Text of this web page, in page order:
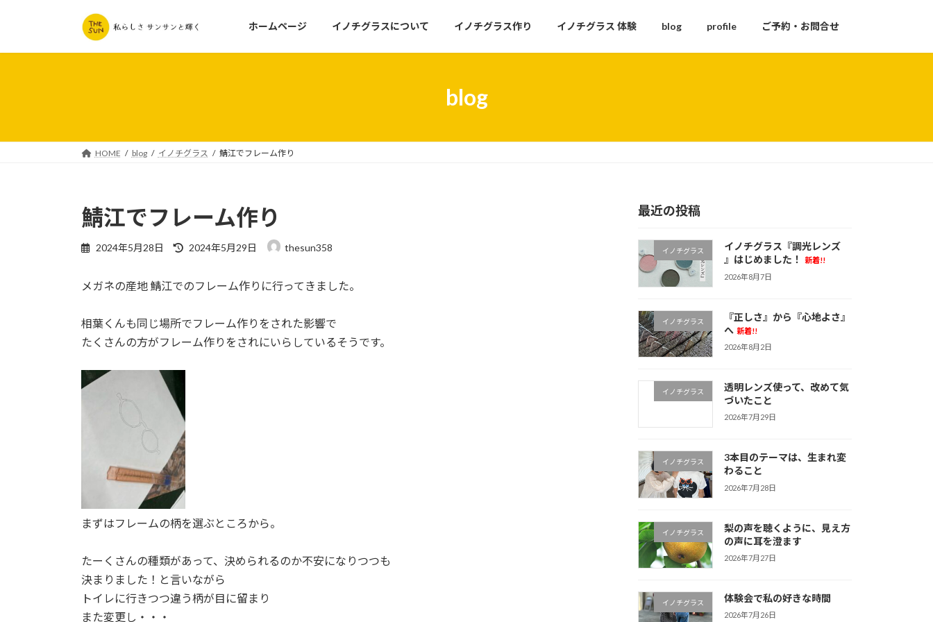
ッ
移
ホームページ イノチグラスについて イノチグラス作り イノチグラス 体験 blog profile ご予約・お問合せ
blog
HOME blog イノチグラス 鯖江でフレーム作り
鯖江でフレーム作り
2024年5月28日
最
新
:
2024年5月29日 thesun358
メガネの産地 鯖江でのフレーム作りに行ってきました。
相葉くんも同じ場所でフレーム作りをされた影響で
たくさんの方がフレーム作りをされにいらしているそうです。
まずはフレームの柄を選ぶところから。
たーくさんの種類があって、決められるのか不安になりつつも
決まりました！と言いながら
トイレに行きつつ違う柄が目に留まり
また変更し・・・
最近の投稿
イノチグラス
イノチグラス『調光レンズ
』はじめました！
新着!!
2026年8月7日
イノチグラス
『正しさ』から『心地よさ』
へ 新着!!
2026年8月2日
イノチグラス
透明レンズ使って、改めて気
づいたこと
2026年7月29日
イノチグラス
3本目のテーマは、生まれ変
わること
2026年7月28日
イノチグラス
梨の声を聴くように、見え方
の声に耳を澄ます
2026年7月27日
イノチグラス 体験会で私の好きな時間
2026年7月26日